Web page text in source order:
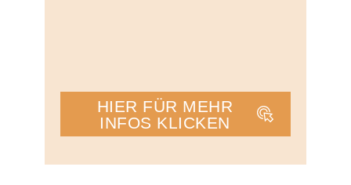
HIER FÜR MEHR
INFOS KLICKEN